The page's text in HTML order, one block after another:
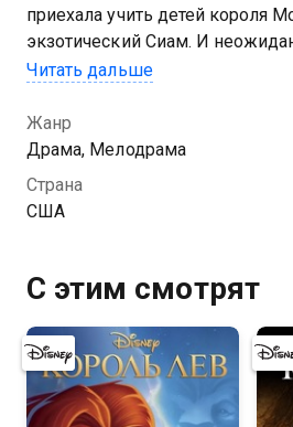
приехала учить детей короля
экзотический Сиам. И
чувственность сталкивается с
Читать дальше
Жанр
Драма, Мелодрама
Страна
США
С этим смотрят